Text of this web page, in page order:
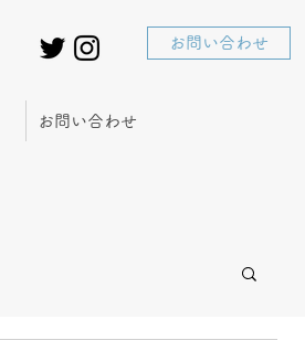
お問い合わせ
お問い合わせ